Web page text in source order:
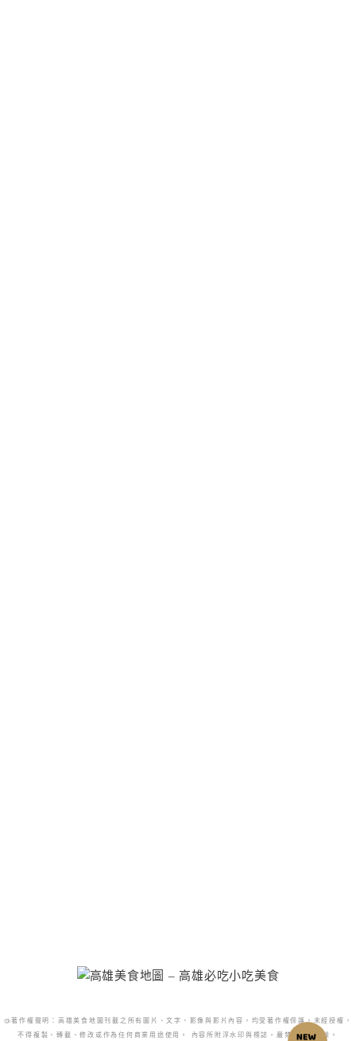
@著作權聲明：高雄美食地圖刊載之所有圖片、文字、影像與影片內容，均受著作權保護。未經授權，
不得複製、轉載、修改或作為任何商業用途使用。 內容所附浮水印與標誌，嚴禁更改或移除。